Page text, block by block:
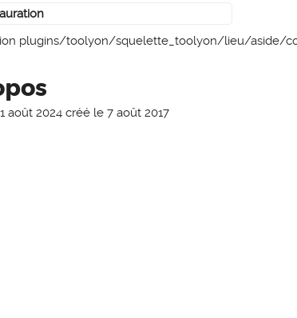
plugins/toolyon/squelette_toolyon/lieu/aside/
août 2024créé le 7 août 2017